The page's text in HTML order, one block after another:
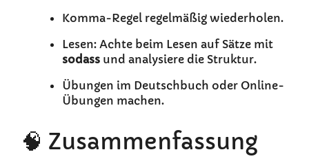
Komma-Regel regelmäßig wiederholen.
Lesen: Achte beim Lesen auf Sätze mit
sodass und analysiere die Struktur.
Übungen im Deutschbuch oder Online-
Übungen machen.
🧠 Zusammenfassung